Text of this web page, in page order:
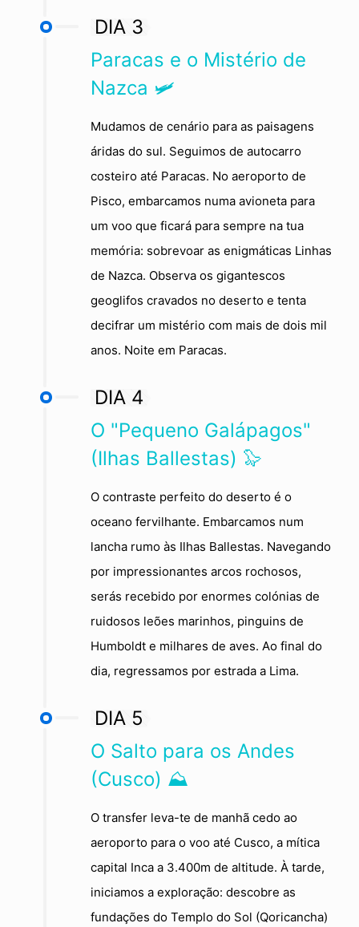
DIA 3
Paracas e o Mistério de
Nazca 🛩️
Mudamos de cenário para as paisagens
áridas do sul. Seguimos de autocarro
costeiro até Paracas. No aeroporto de
Pisco, embarcamos numa avioneta para
um voo que ficará para sempre na tua
memória: sobrevoar as enigmáticas Linhas
de Nazca. Observa os gigantescos
geoglifos cravados no deserto e tenta
decifrar um mistério com mais de dois mil
anos. Noite em Paracas.
DIA 4
O "Pequeno Galápagos"
(Ilhas Ballestas) 🦭
O contraste perfeito do deserto é o
oceano fervilhante. Embarcamos num
lancha rumo às Ilhas Ballestas. Navegando
por impressionantes arcos rochosos,
serás recebido por enormes colónias de
ruidosos leões marinhos, pinguins de
Humboldt e milhares de aves. Ao final do
dia, regressamos por estrada a Lima.
DIA 5
O Salto para os Andes
(Cusco) ⛰️
O transfer leva-te de manhã cedo ao
aeroporto para o voo até Cusco, a mítica
capital Inca a 3.400m de altitude. À tarde,
iniciamos a exploração: descobre as
fundações do Templo do Sol (Qoricancha)